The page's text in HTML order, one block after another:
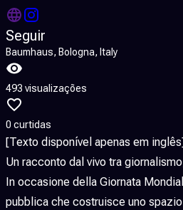
Seguir
Baumhaus, Bologna, Italy
493 visualizações
0 curtidas
[Texto disponível apenas em
Un racconto dal vivo tra
In occasione della Giornata
pubblica che costruisce uno